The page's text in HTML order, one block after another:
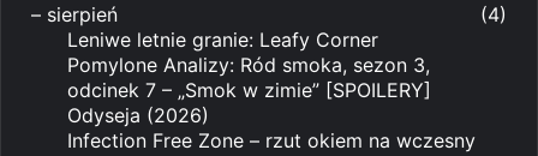
– sierpień
(4)
Leniwe letnie granie: Leafy Corner
Pomylone Analizy: Ród smoka, sezon 3,
odcinek 7 – „Smok w zimie” [SPOILERY]
Odyseja (2026)
Infection Free Zone – rzut okiem na wczesny